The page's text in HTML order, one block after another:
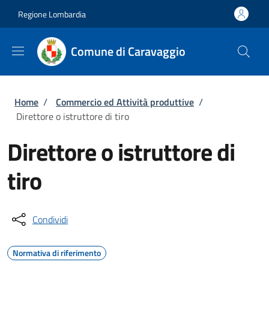
Regione Lombardia
Comune di Caravaggio
Briciole di pane
Home / Commercio ed Attività produttive /
Direttore o istruttore di tiro
Direttore o istruttore di
tiro
Condividi
Normativa di riferimento